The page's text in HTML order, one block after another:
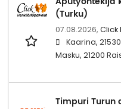
(Turku)
07.08.2026, Click
Kaarina,
Masku, 21200
Timpuri Turun